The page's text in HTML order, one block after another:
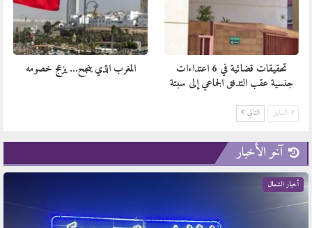
تحقيقات قضائية في 6 اعتداءات
جنسية عقب التدفق الجماعي إلى سبتة
المغرب الذي ينجح… يزعج خصومه
السابق التالي
آخر الأخبار
أخبار الشمال